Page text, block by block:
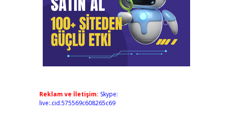
Reklam ve İletişim: Skype:
live:.cid.575569c608265c69